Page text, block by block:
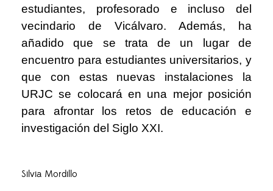
estudiantes, profesorado e incluso del
vecindario de Vicálvaro. Además, ha
añadido que se trata de un lugar de
encuentro para estudiantes universitarios, y
que con estas nuevas instalaciones la
URJC se colocará en una mejor posición
para afrontar los retos de educación e
investigación del Siglo XXI.
Silvia Mordillo